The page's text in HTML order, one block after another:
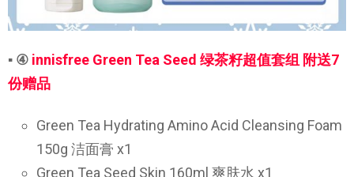
▪ ④ innisfree Green Tea Seed 绿茶籽超值套组 附送7
份赠品
Green Tea Hydrating Amino Acid Cleansing Foam
150g 洁面膏 x1
Green Tea Seed Skin 160ml 爽肤水 x1